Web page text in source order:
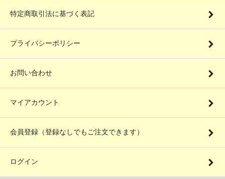
特定商取引法に基づく表記
プライバシーポリシー
お問い合わせ
マイアカウント
会員登録（登録なしでもご注文できます）
ログイン